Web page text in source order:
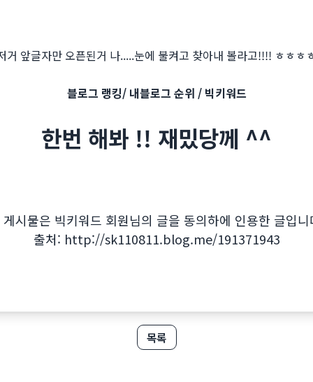
거 앞글자만 오픈된거 나.....눈에 불켜고 찾아내 볼라고!!!! ㅎㅎㅎ
블로그 랭킹/ 내블로그 순위 / 빅키워드
한번 해봐 !! 재밌당께 ^^
게시물은 빅키워드 회원님의 글을 동의하에 인용한 글입니
출처: http://sk110811.blog.me/191371943
목록